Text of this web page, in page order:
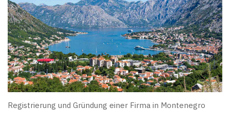
Registrierung und Gründung einer Firma in Montenegro